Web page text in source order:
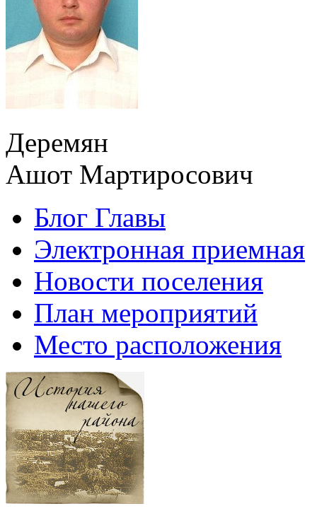
Деремян
Ашот Мартиросович
Блог Главы
Электронная приемная
Новости поселения
План мероприятий
Место расположения